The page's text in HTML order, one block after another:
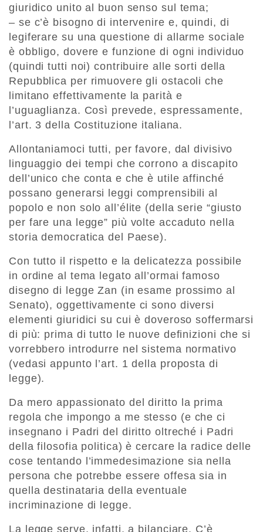
giuridico unito al buon senso sul tema;
– se c’è bisogno di intervenire e, quindi, di
legiferare su una questione di allarme sociale
è obbligo, dovere e funzione di ogni individuo
(quindi tutti noi) contribuire alle sorti della
Repubblica per rimuovere gli ostacoli che
limitano effettivamente la parità e
l’uguaglianza. Così prevede, espressamente,
l’art. 3 della Costituzione italiana.
Allontaniamoci tutti, per favore, dal divisivo
linguaggio dei tempi che corrono a discapito
dell’unico che conta e che è utile affinché
possano generarsi leggi comprensibili al
popolo e non solo all’élite (della serie “giusto
per fare una legge” più volte accaduto nella
storia democratica del Paese).
Con tutto il rispetto e la delicatezza possibile
in ordine al tema legato all’ormai famoso
disegno di legge Zan (in esame prossimo al
Senato), oggettivamente ci sono diversi
elementi giuridici su cui è doveroso soffermarsi
di più: prima di tutto le nuove definizioni che si
vorrebbero introdurre nel sistema normativo
(vedasi appunto l’art. 1 della proposta di
legge).
Da mero appassionato del diritto la prima
regola che impongo a me stesso (e che ci
insegnano i Padri del diritto oltreché i Padri
della filosofia politica) è cercare la radice delle
cose tentando l’immedesimazione sia nella
persona che potrebbe essere offesa sia in
quella destinataria della eventuale
incriminazione di legge.
La legge serve, infatti, a bilanciare. C’è